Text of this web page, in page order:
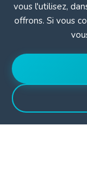
vous l'utilisez,
offrons. Si vous